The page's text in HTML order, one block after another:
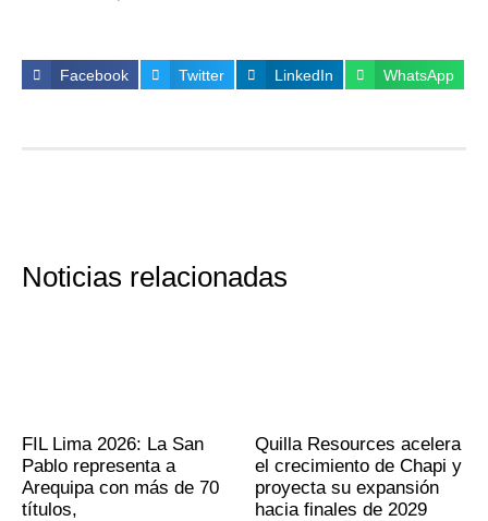
Facebook Twitter LinkedIn WhatsApp
Noticias relacionadas
FIL Lima 2026: La San
Pablo representa a
Arequipa con más de 70
títulos,
Quilla Resources acelera
el crecimiento de Chapi y
proyecta su expansión
hacia finales de 2029